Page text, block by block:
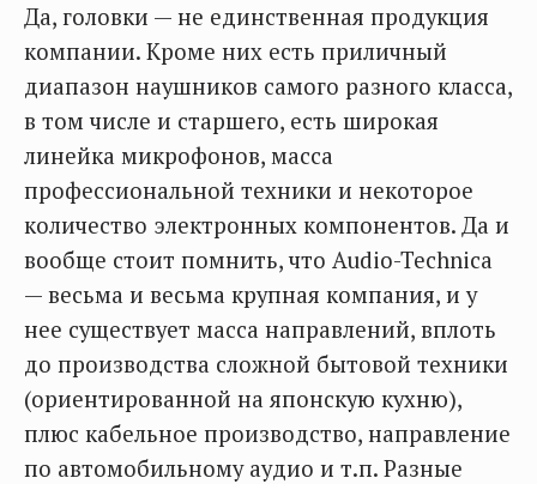
Да, головки — не единственная продукция
компании. Кроме них есть приличный
диапазон наушников самого разного класса,
в том числе и старшего, есть широкая
линейка микрофонов, масса
профессиональной техники и некоторое
количество электронных компонентов. Да и
вообще стоит помнить, что Audio-Technica
— весьма и весьма крупная компания, и у
нее существует масса направлений, вплоть
до производства сложной бытовой техники
(ориентированной на японскую кухню),
плюс кабельное производство, направление
по автомобильному аудио и т.п. Разные